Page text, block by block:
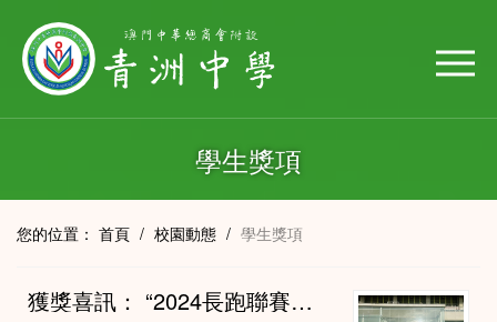
學生獎項
您的位置： 首頁 / 校園動態 / 學生獎項
獲獎喜訊： “2024長跑聯賽第三回合”奪得優異成績